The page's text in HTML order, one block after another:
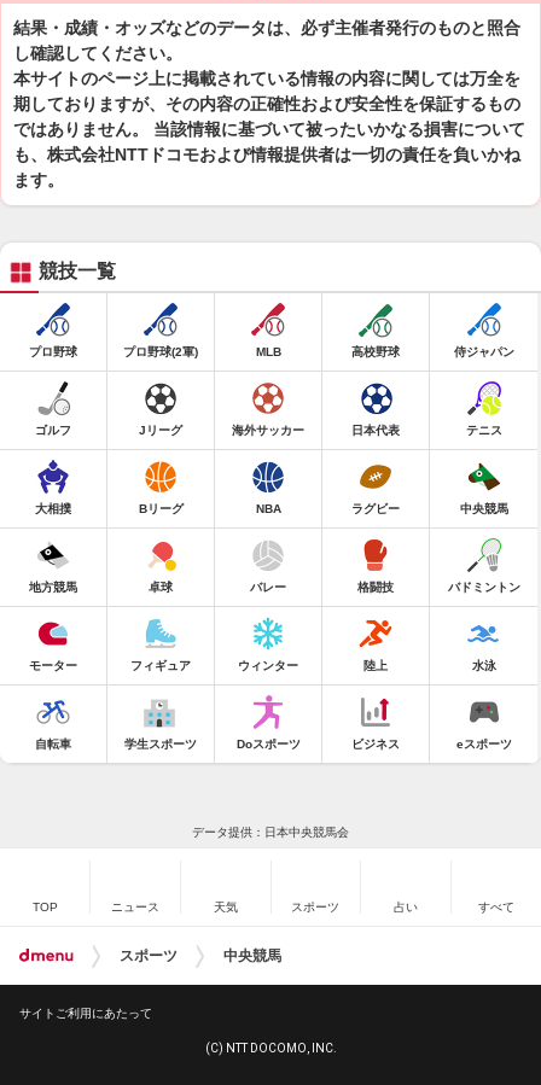
結果・成績・オッズなどのデータは、必ず主催者発行のものと照合
し確認してください。
本サイトのページ上に掲載されている情報の内容に関しては万全を
期しておりますが、その内容の正確性および安全性を保証するもの
ではありません。 当該情報に基づいて被ったいかなる損害について
も、株式会社NTTドコモおよび情報提供者は一切の責任を負いかね
ます。
競技一覧
プロ野球 プロ野球(2軍) MLB 高校野球 侍ジャパン
ゴルフ Jリーグ 海外サッカー 日本代表 テニス
大相撲 Bリーグ NBA ラグビー 中央競馬
地方競馬 卓球 バレー 格闘技 バドミントン
モーター フィギュア ウィンター 陸上 水泳
自転車 学生スポーツ Doスポーツ ビジネス eスポーツ
データ提供：日本中央競馬会
TOP ニュース 天気 スポーツ 占い すべて
スポーツ 中央競馬
サイトご利用にあたって
(C) NTT DOCOMO, INC.